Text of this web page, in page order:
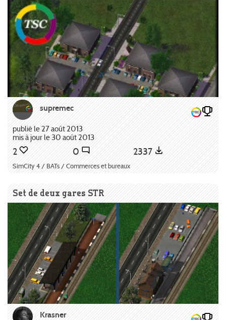
supremec
publié le 27 août 2013
mis à jour le 30 août 2013
2 0 2337
SimCity 4 / BATs / Commerces et bureaux
Set de deux gares STR
Krasner